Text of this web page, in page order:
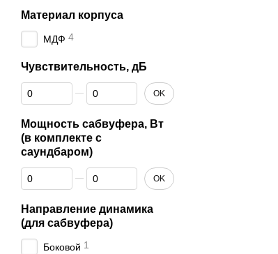
Материал корпуса
МДФ 4
Чувствительность, дБ
От Чувствительность, дБ
До Чувствительность, дБ OK
Мощность сабвуфера, Вт
(в комплекте с
саундбаром)
От Мощность сабвуфера, Вт (в комплекте с саундбаром)
До Мощность сабвуфера, Вт (в комплекте с саундбаром)
OK
Направление динамика
(для сабвуфера)
Боковой 1